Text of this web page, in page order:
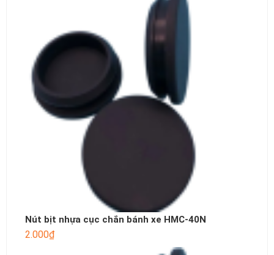
Nút bịt nhựa cục chắn bánh xe HMC-40N
2.000₫